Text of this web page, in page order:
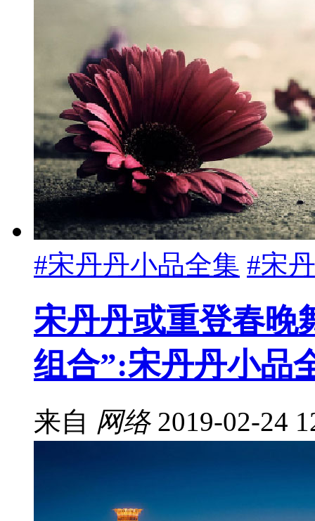
#宋丹丹小品全集 #宋
宋丹丹或重登春晚
组合”:宋丹丹小品
来自 网络 2019-02-24